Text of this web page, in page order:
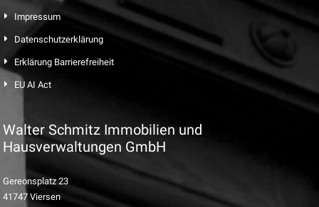
Impressum
Datenschutzerklärung
Erklärung Barrierefreiheit
EU AI Act
Walter Schmitz Immobilien und
Hausverwaltungen GmbH
Gereonsplatz 23
41747 Viersen